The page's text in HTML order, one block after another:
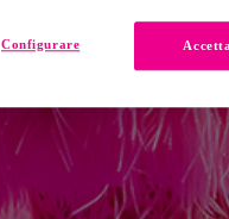
Configurare